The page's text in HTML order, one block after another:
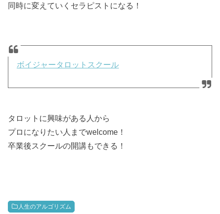
同時に変えていくセラピストになる！
ボイジャータロットスクール
タロットに興味がある人から
プロになりたい人までwelcome！
卒業後スクールの開講もできる！
人生のアルゴリズム